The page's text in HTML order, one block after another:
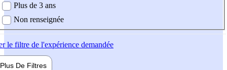
Plus de 3 ans
Non renseignée
le filtre de l'expérience demandée
Plus De Filtres